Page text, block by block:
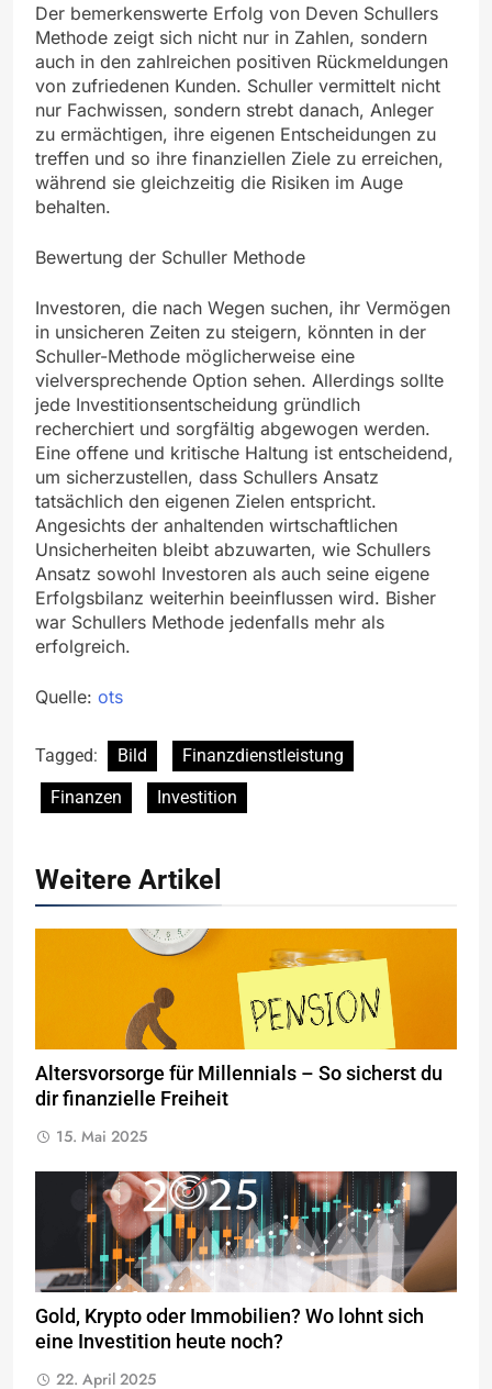
Der bemerkenswerte Erfolg von Deven Schullers
Methode zeigt sich nicht nur in Zahlen, sondern
auch in den zahlreichen positiven Rückmeldungen
von zufriedenen Kunden. Schuller vermittelt nicht
nur Fachwissen, sondern strebt danach, Anleger
zu ermächtigen, ihre eigenen Entscheidungen zu
treffen und so ihre finanziellen Ziele zu erreichen,
während sie gleichzeitig die Risiken im Auge
behalten.
Bewertung der Schuller Methode
Investoren, die nach Wegen suchen, ihr Vermögen
in unsicheren Zeiten zu steigern, könnten in der
Schuller-Methode möglicherweise eine
vielversprechende Option sehen. Allerdings sollte
jede Investitionsentscheidung gründlich
recherchiert und sorgfältig abgewogen werden.
Eine offene und kritische Haltung ist entscheidend,
um sicherzustellen, dass Schullers Ansatz
tatsächlich den eigenen Zielen entspricht.
Angesichts der anhaltenden wirtschaftlichen
Unsicherheiten bleibt abzuwarten, wie Schullers
Ansatz sowohl Investoren als auch seine eigene
Erfolgsbilanz weiterhin beeinflussen wird. Bisher
war Schullers Methode jedenfalls mehr als
erfolgreich.
Quelle: ots
Tagged: Bild
Finanzdienstleistung
Finanzen
Investition
Weitere Artikel
Altersvorsorge für Millennials – So sicherst du
dir finanzielle Freiheit
15. Mai 2025
Gold, Krypto oder Immobilien? Wo lohnt sich
eine Investition heute noch?
22. April 2025